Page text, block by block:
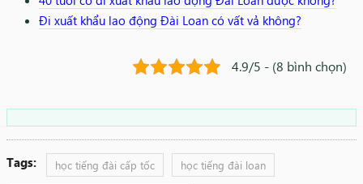
Đi xuất khẩu lao động Đài Loan có vất vả không?
4.9/5 - (8 bình chọn)
Tags: học tiếng đài cấp tốc học tiếng đài loan